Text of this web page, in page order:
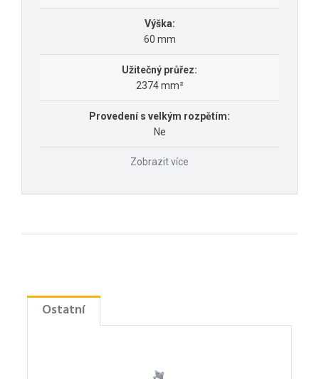
Výška:
60 mm
Užitečný průřez:
2374 mm²
Provedení s velkým rozpětím:
Ne
Zobrazit více
Ostatní